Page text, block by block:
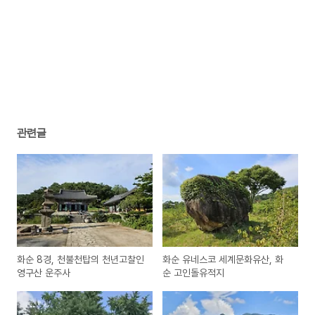
관련글
화순 8경, 천불천탑의 천년고찰인
영구산 운주사
화순 유네스코 세계문화유산, 화
순 고인돌유적지